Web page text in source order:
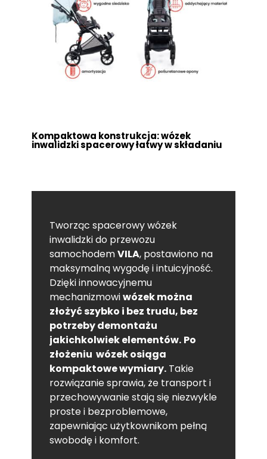
Kompaktowa konstrukcja: wózek
inwalidzki spacerowy łatwy w składaniu
Tworząc spacerowy wózek
inwalidzki do przewozu
samochodemVILA, postawiono na
maksymalną wygodę i intuicyjność.
Dzięki innowacyjnemu
mechanizmowiwózek można
złożyć szybko i bez trudu, bez
potrzeby demontażu
jakichkolwiek elementów. Po
złożeniu wózek osiąga
kompaktowe wymiary.Takie
rozwiązanie sprawia, że transport i
przechowywanie stają się niezwykle
proste i bezproblemowe,
zapewniając użytkownikom pełną
swobodę i komfort.